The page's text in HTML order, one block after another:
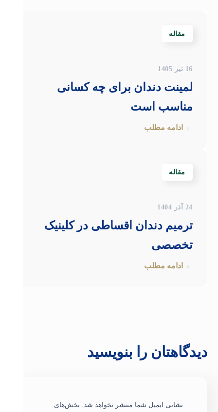
مقاله
16 تیر 1405
لمینت دندان برای چه کسانی
مناسب است
ادامه مطلب
مقاله
24 آذر 1404
ترمیم دندان اقساطی در کلینیک
تخصصی
ادامه مطلب
دیدگاهتان را بنویسید
نشانی ایمیل شما منتشر نخواهد شد. بخش‌های